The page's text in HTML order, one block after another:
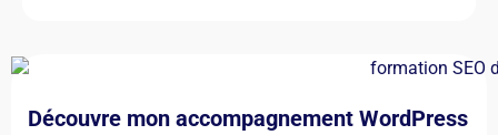
Découvre mon accompagnement WordPress